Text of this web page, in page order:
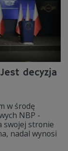
decyzja
w środę
NBP -
swojej stronie
nadal wynosi